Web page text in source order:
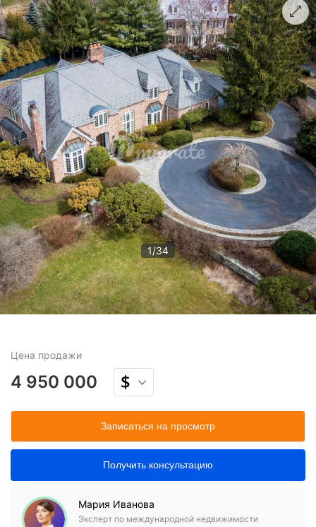
1/34
Цена продажи
4 950 000
Записаться на просмотр
Получить консультацию
Мария Иванова
Эксперт по международной недвижимости